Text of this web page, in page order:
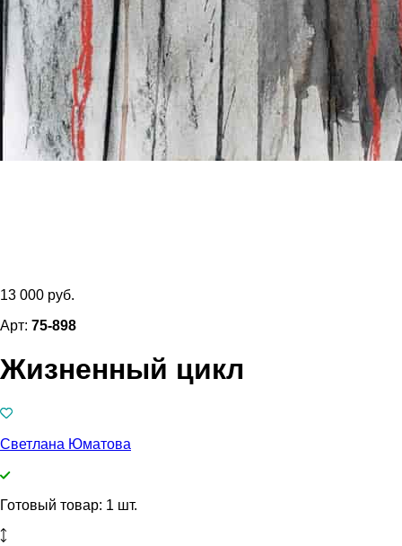
13 000 руб.
Арт: 75-898
Жизненный цикл
Светлана Юматова
Готовый товар: 1 шт.